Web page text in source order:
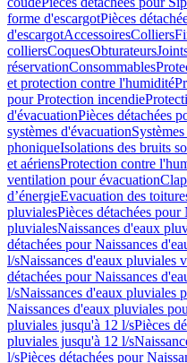
forme d'escargotPièces
d'escargotAccessoiresColliers
colliersCoquesObturateurs
réservationConsommables
et protection contre l'humidité
pour Protection incendie
d'évacuationPièces détachées
systèmes d'évacuation
phoniqueIsolations des bruits
et aériensProtection contre
ventilation pour évacuation
d’énergieEvacuation des
pluvialesPièces détachées pour
pluvialesNaissances d'eaux
détachées pour Naissances
l/sNaissances d'eaux pluviales
détachées pour Naissances
l/sNaissances d'eaux pluviales
Naissances d'eaux pluviales
pluviales jusqu'à 12 l/sPièces
pluviales jusqu'à 12 l/s
l/sPièces détachées pour